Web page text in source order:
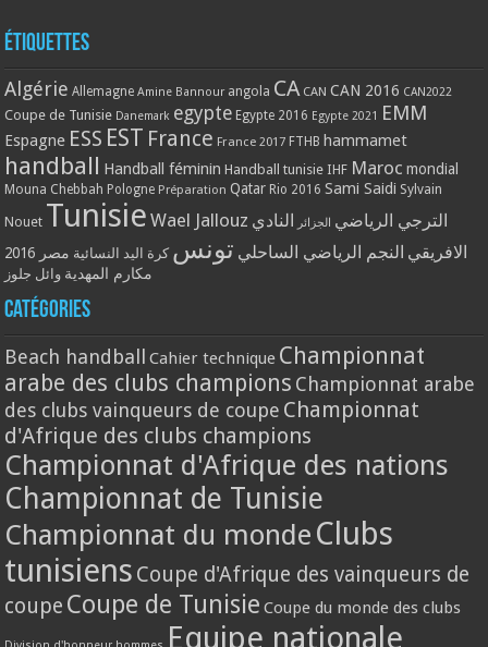
Étiquettes
Algérie Allemagne Amine Bannour angola CA CAN CAN 2016 CAN2022
Coupe de Tunisie Danemark egypte Egypte 2016 Egypte 2021 EMM
Espagne ESS EST France France 2017 FTHB hammamet
handball Handball féminin Handball tunisie IHF Maroc mondial
Mouna Chebbah Pologne Préparation Qatar Rio 2016 Sami Saidi Sylvain
Nouet Tunisie Wael Jallouz الترجي الرياضي الجزائر النادي
الافريقي النجم الرياضي الساحلي تونس كرة اليد النسائية مصر 2016
مكارم المهدية وائل جلوز
Catégories
Beach handball Cahier technique Championnat
arabe des clubs champions Championnat arabe
des clubs vainqueurs de coupe Championnat
d'Afrique des clubs champions
Championnat d'Afrique des nations
Championnat de Tunisie
Championnat du monde Clubs
tunisiens Coupe d'Afrique des vainqueurs de
coupe Coupe de Tunisie Coupe du monde des clubs
Equipe nationale